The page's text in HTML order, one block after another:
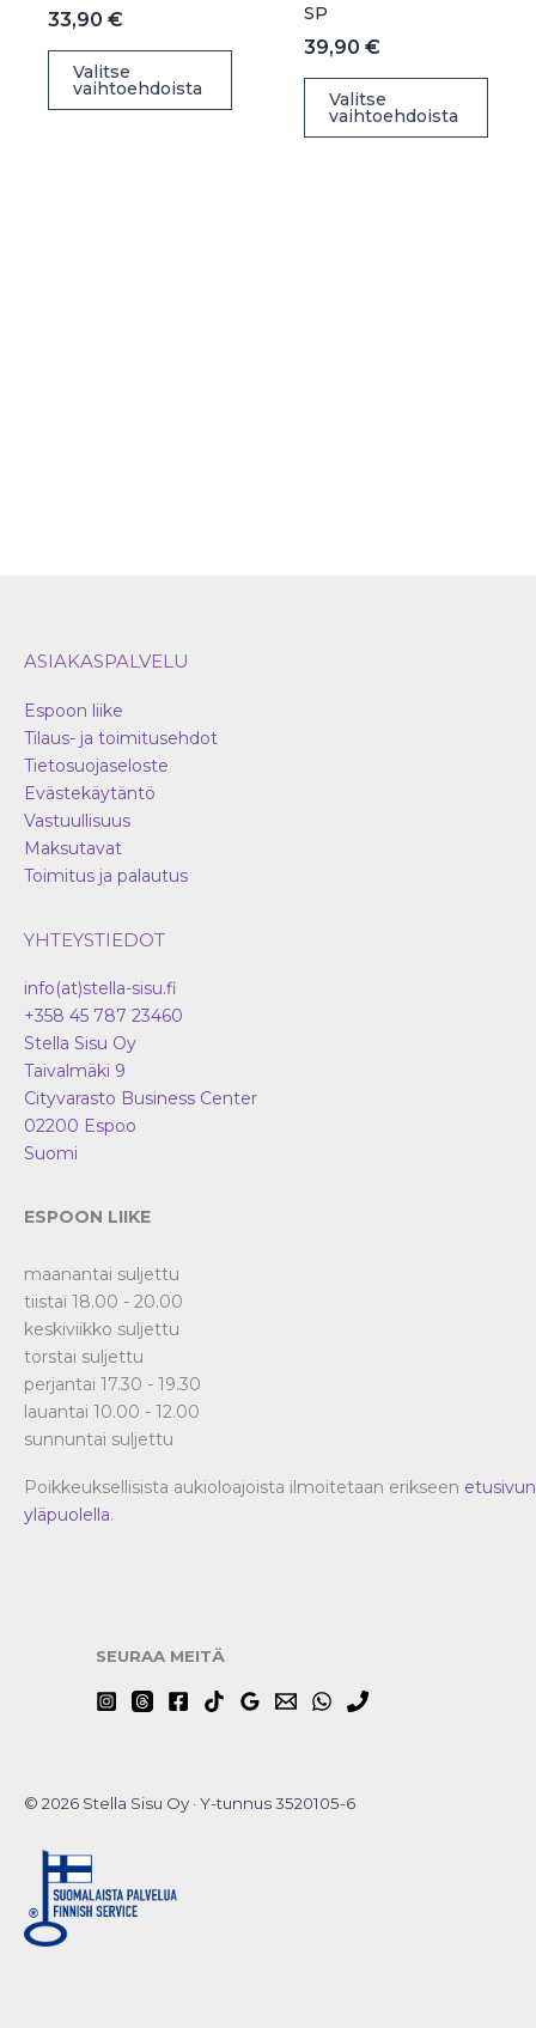
33,90 €
Valitse
vaihtoehdoista
Tällä
tuotteella
SP
39,90 €
Valitse
vaihtoehdoista
Tällä
ASIAKASPALVELU
Espoon liike
Tilaus- ja toimitusehdot
Tietosuojaseloste
Evästekäytäntö
Vastuullisuus
Maksutavat
Toimitus ja palautus
YHTEYSTIEDOT
info(at)stella-sisu.fi
+358 45 787 23460
Stella Sisu Oy
Taivalmäki 9
Cityvarasto Business Center
02200 Espoo
Suomi
ESPOON LIIKE
maanantai suljettu
tiistai 18.00 - 20.00
keskiviikko suljettu
torstai suljettu
perjantai 17.30 - 19.30
lauantai 10.00 - 12.00
sunnuntai suljettu
Poikkeuksellisista aukioloajoista ilmoitetaan erikseen etusivun
yläpuolella.
SEURAA MEITÄ
© 2026 Stella Sisu Oy · Y-tunnus 3520105-6